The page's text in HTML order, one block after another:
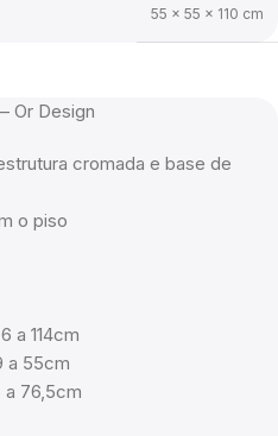
55 × 55 × 110 cm
Or Design
cromada e base de
o piso
a 114cm
a 55cm
a 76,5cm